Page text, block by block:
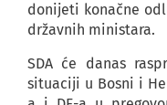
donijeti konačne
državnih ministara.
SDA će danas
situaciji u Bosni i